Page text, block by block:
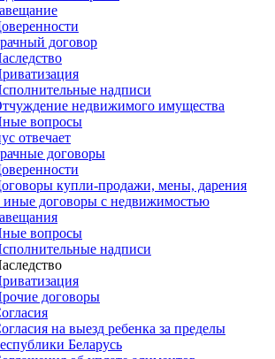
договор
надписи
недвижимого имущества
вопросы
отвечает
договоры
купли-продажи, мены, дарения
иные договоры с недвижимостью
вопросы
надписи
договоры
на выезд ребенка за пределы
Беларусь